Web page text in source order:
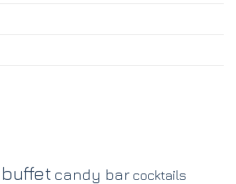
buffet candy bar cocktails